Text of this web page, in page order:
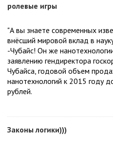
ролевые игры
"А вы знаете современных
внёсший мировой вклад в
-Чубайс! Он же
заявлению гендиректора
Чубайса, годовой объем
нанотехнологий к 2015 году
рублей.
Законы логики)))